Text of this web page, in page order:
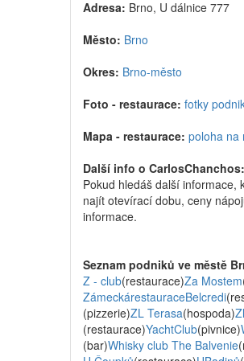
Adresa: Brno, U dálnice 777
Město: Brno
Okres: Brno-město
Foto - restaurace: fotky
Mapa - restaurace: poloha na
Další info o CarlosChanchos:
Pokud hledáš další informace,
najít otevírací dobu, ceny
informace.
Seznam podniků ve městě
Z - club(restaurace)Za Mostem
ZámeckárestauraceBelcredi
(pizzerie)ZL Terasa(hospoda)
(restaurace)YachtClub(pivnice)
(bar)Whisky club The Balvenie